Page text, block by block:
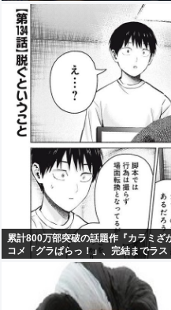
累計800万部突破の話題作『カラミざ
コメ「グラぱらっ！」、完結までラス